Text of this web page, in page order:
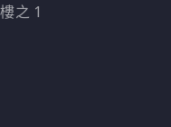
之 1